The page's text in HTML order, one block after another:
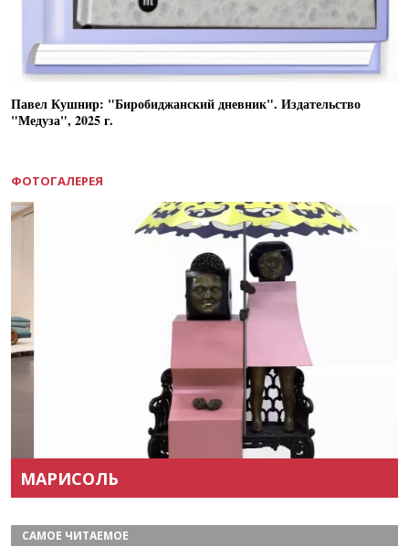
Павел Кушнир: "Биробиджанский дневник". Издательство
"Медуза", 2025 г.
ФОТОГАЛЕРЕЯ
МАРИСОЛЬ
САМОЕ ЧИТАЕМОЕ